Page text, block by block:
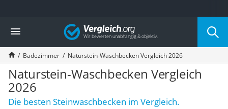
Die beliebtesten Vergleiche nach Kategorie
Wohnen
Matratzen-Topper
Matratzen
Konferenzlautsprecher
Tageslichtlampe
Badlüfter
Ergonomischer Bürostuhl
Vergleich
Badezimmer Naturstein-Waschbecken Vergleich 2026
Naturstein-Waschbecken Vergleich
2026
Die besten Steinwaschbecken im Vergleich.